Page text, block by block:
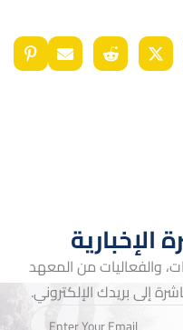
الإخبارية
والفعاليات من المعهد
إلى بريدك الإلكتروني.